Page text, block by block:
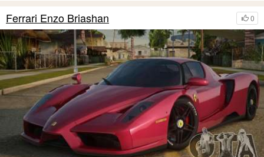
0
Ferrari Enzo Briashan